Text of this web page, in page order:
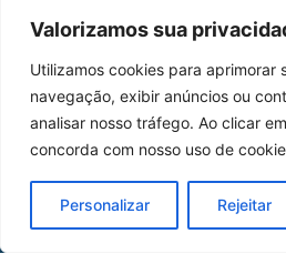
Valorizamos sua
Utilizamos cookies para aprimorar
navegação, exibir anúncios ou
analisar nosso tráfego. Ao clicar
concorda com nosso uso de
Personalizar Rejeitar